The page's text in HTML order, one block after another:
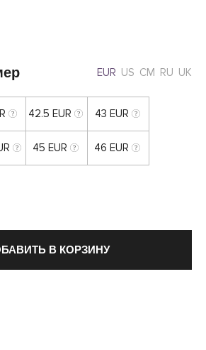
EUR US CM RU UK
42.5 EUR 43 EUR
45 EUR 46 EUR
В КОРЗИНУ